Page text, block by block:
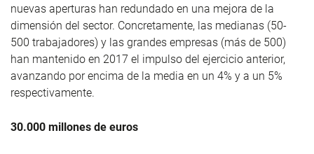
nuevas aperturas han redundado en una mejora de la
dimensión del sector. Concretamente, las medianas (50-
500 trabajadores) y las grandes empresas (más de 500)
han mantenido en 2017 el impulso del ejercicio anterior,
avanzando por encima de la media en un 4% y a un 5%
respectivamente.
30.000 millones de euros